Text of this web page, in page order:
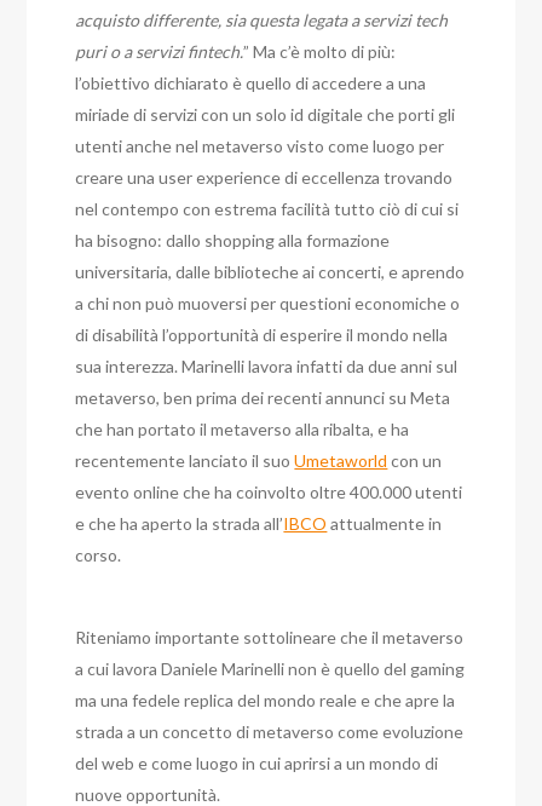
acquisto differente, sia questa legata a servizi tech
puri o a servizi fintech.” Ma c’è molto di più:
l’obiettivo dichiarato è quello di accedere a una
miriade di servizi con un solo id digitale che porti gli
utenti anche nel metaverso visto come luogo per
creare una user experience di eccellenza trovando
nel contempo con estrema facilità tutto ciò di cui si
ha bisogno: dallo shopping alla formazione
universitaria, dalle biblioteche ai concerti, e aprendo
a chi non può muoversi per questioni economiche o
di disabilità l’opportunità di esperire il mondo nella
sua interezza. Marinelli lavora infatti da due anni sul
metaverso, ben prima dei recenti annunci su Meta
che han portato il metaverso alla ribalta, e ha
recentemente lanciato il suoUmetaworld con un
evento online che ha coinvolto oltre 400.000 utenti
e che ha aperto la strada all’IBCO attualmente in
corso.
Riteniamo importante sottolineare che il metaverso
a cui lavora Daniele Marinelli non è quello del gaming
ma una fedele replica del mondo reale e che apre la
strada a un concetto di metaverso come evoluzione
del web e come luogo in cui aprirsi a un mondo di
nuove opportunità.